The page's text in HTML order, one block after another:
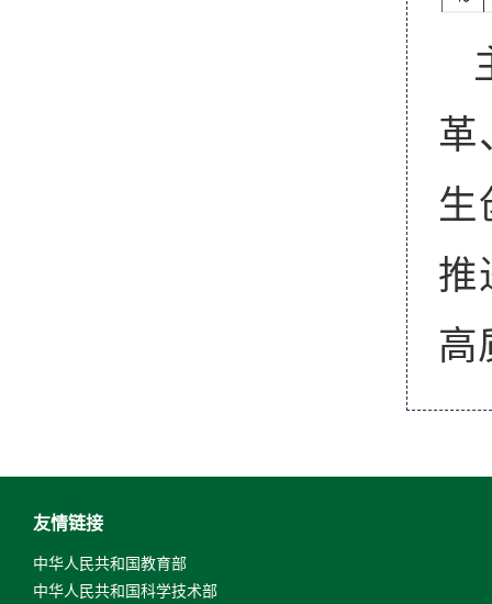
革
生
推
高
友情链接
中华人民共和国教育部
中华人民共和国科学技术部